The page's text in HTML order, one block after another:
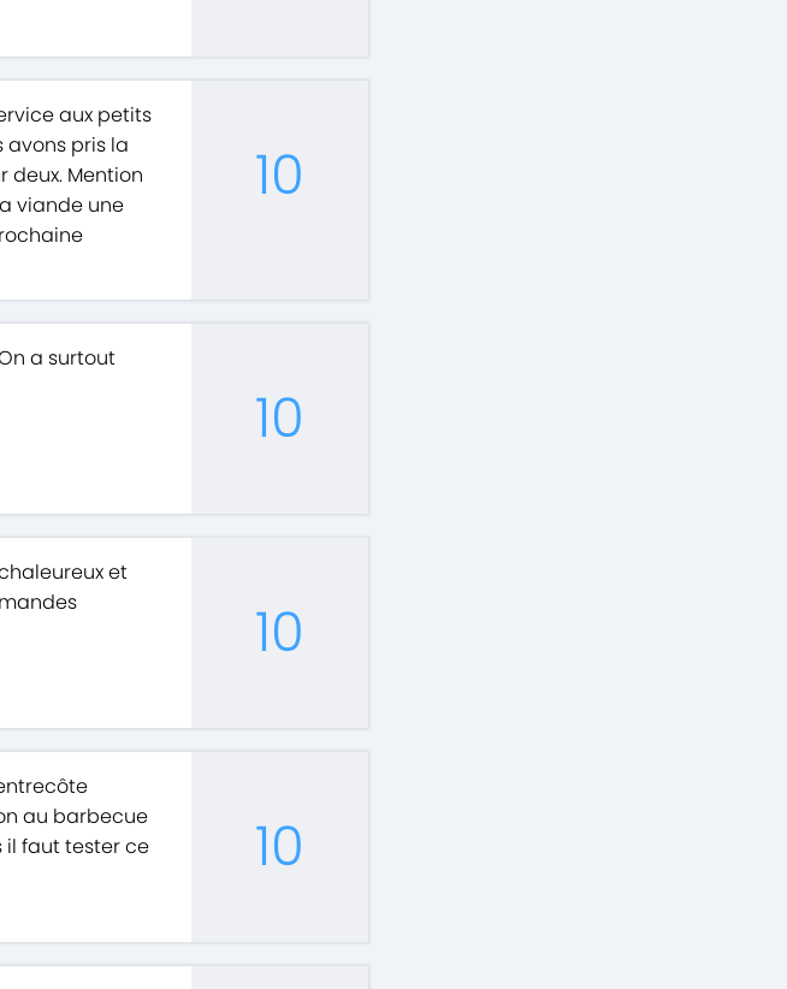
aux petits
avons pris la
Mention
viande une
10
a surtout
10
et
10
au barbecue
il faut tester ce
10